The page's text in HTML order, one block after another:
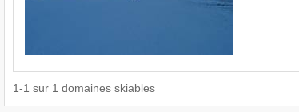
1-1 sur 1 domaines skiables